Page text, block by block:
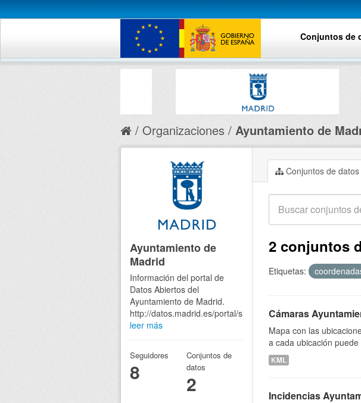
Conjuntos de
Organizaciones Ayuntamiento de
Conjuntos de datos
2 conjuntos
Etiquetas:
Cámaras
Mapa con las
a cada ubicación
KML
Incidencias
Ayuntamiento de
Madrid
Información del portal de
Datos Abiertos del
Ayuntamiento de Madrid.
http://datos.madrid.es/portal/site/egob
leer más
Seguidores
8
Conjuntos de
datos
2